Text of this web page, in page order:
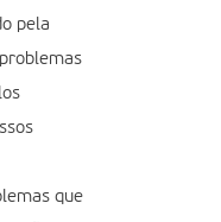
pela
que